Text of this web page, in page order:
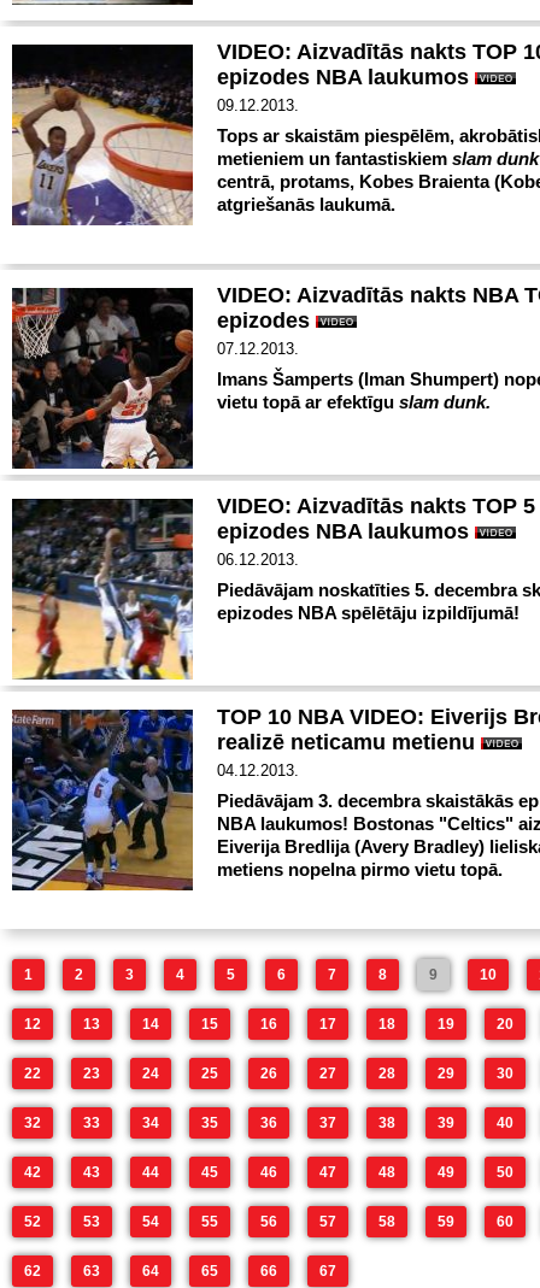
VIDEO: Aizvadītās nakts TOP
epizodes NBA laukumos
09.12.2013.
Tops ar skaistām piespēlēm,
metieniem un fantastiskiem slam dunk
centrā, protams, Kobes Braienta
atgriešanās laukumā.
VIDEO: Aizvadītās nakts NBA
epizodes
07.12.2013.
Imans Šamperts (Iman Shumpert)
vietu topā ar efektīgu slam dunk.
VIDEO: Aizvadītās nakts TOP 5
epizodes NBA laukumos
06.12.2013.
Piedāvājam noskatīties 5. decembra
epizodes NBA spēlētāju izpildījumā!
TOP 10 NBA VIDEO: Eiverijs
realizē neticamu metienu
04.12.2013.
Piedāvājam 3. decembra skaistākās
NBA laukumos! Bostonas "Celtics"
Eiverija Bredlija (Avery Bradley)
metiens nopelna pirmo vietu topā.
1 2 3 4 5 6 7 8 9 10
12 13 14 15 16 17 18 19 20
22 23 24 25 26 27 28 29 30
32 33 34 35 36 37 38 39 40
42 43 44 45 46 47 48 49 50
52 53 54 55 56 57 58 59 60
62 63 64 65 66 67